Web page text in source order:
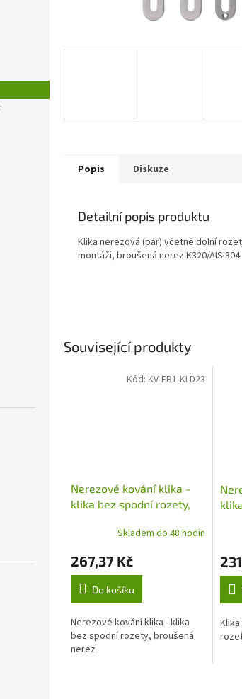
Související produkty
Nerezové kování klika -
klika bez spodní rozety,
Skladem do 48 hodin
267,37 Kč
Do košíku
Nerezové kování klika - klika
bez spodní rozety, broušená
nerez
Kód: KV-EB1-KLD23
Popis Diskuze
Detailní popis produktu
Klika nerezová (pár) včetně dolní
montáži, broušená nerez K320/AISI304